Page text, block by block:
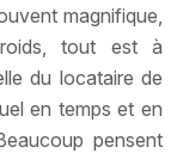
magnifique,
tout est à
du locataire de
en temps et en
pensent